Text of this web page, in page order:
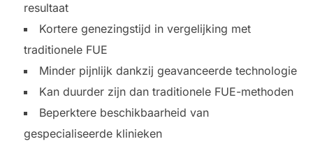
resultaat
Kortere genezingstijd in vergelijking met
traditionele FUE
Minder pijnlijk dankzij geavanceerde technologie
Kan duurder zijn dan traditionele FUE-methoden
Beperktere beschikbaarheid van
gespecialiseerde klinieken